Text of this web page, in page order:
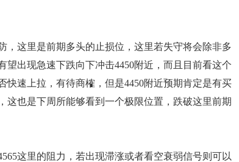
，这里是前期多头的止损位，这里若失守将会除非多
望出现急速下跌向下冲击4450附近，而且目前看这个
快速上拉，有待商榷，但是4450附近预期肯定是有买
这也是下周所能够看到一个极限位置，跌破这里前期
这里的阻力，若出现滞涨或者看空衰弱信号则可以